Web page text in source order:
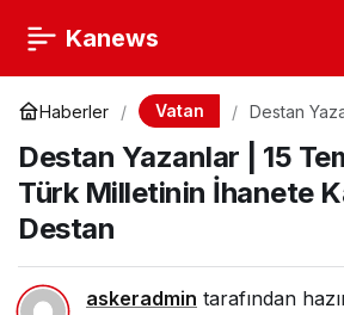
Kanews
Haberler Vatan
Destan
Karşı
Destan Yazanlar | 15
Türk Milletinin İhanete
Destan
askeradmin tarafından